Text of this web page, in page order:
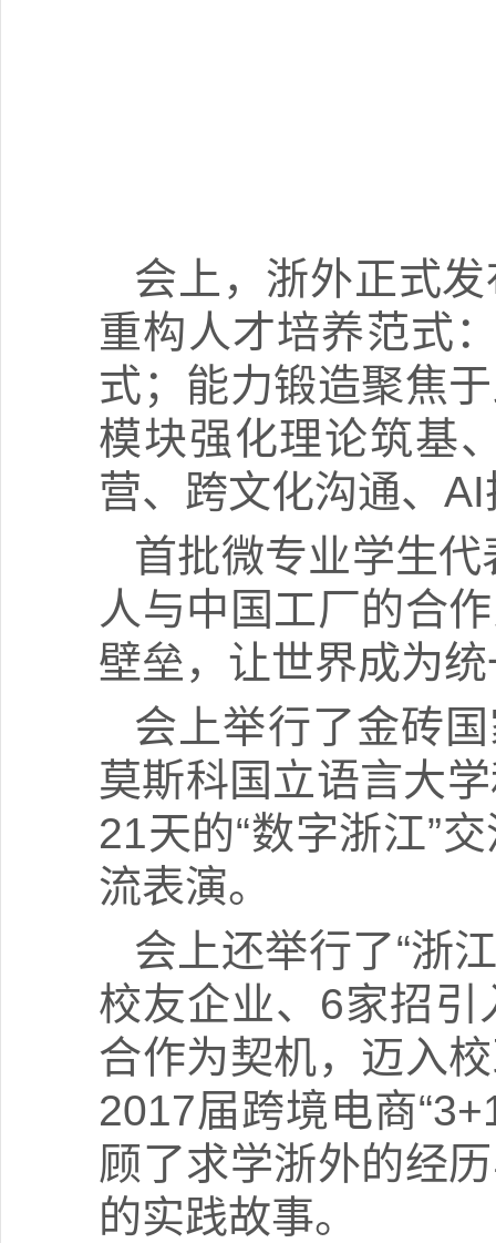
会上，浙外正式
重构人才培养范式
式；能力锻造聚焦
模块强化理论筑基
营、跨文化沟通、
首批微专业学生
人与中国工厂的合
壁垒，让世界成为
会上举行了金砖
莫斯科国立语言大
21天的“数字浙江”
流表演。
会上还举行了“浙
校友企业、6家招
合作为契机，迈入
2017届跨境电商
顾了求学浙外的经
的实践故事。